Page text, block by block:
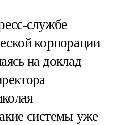
службе
корпорации
на доклад
системы уже